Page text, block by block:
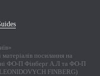
посилання на
ФО-П Фінберг А.Л та ФО-П
FINBERG)